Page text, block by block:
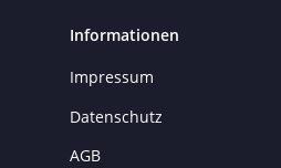
Informationen
Impressum
Datenschutz
AGB